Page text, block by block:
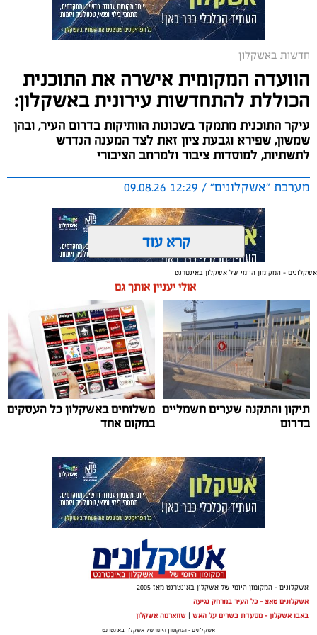
ולצוותי החינוך סביבת לימודים בטוחה, מתקדמת ואיכותית.
צילום: דוברות עיריית אשקלון
חדשות באשקלון
הוועדה המקומית אישרה את התוכנית
הכוללת להתחדשות עירונית באשקלון:
עיקר התוכנית מתמקד בשכונות הוותיקות בדרום העיר, ובהן
שמשון, שפירא וגבעת ציון זאת לצד המענה הנדרש
לתשתיות, למוסדות ציבור ולמרחב הציבורי
מערכת "אשקלונים" / 12:29 09.08.26
התחדשות עירונית
ציון דרך משמעותי בהתחדשות העירונית באשקלון: הוועדה
המקומית לתכנון ולבנייה אשקלון אישרה את התוכנית
הכוללת להתחדשות עירונית בעיר, ובכך נרשם ציון דרך
משמעותי נוסף בקידום ההתחדשות העירונית באשקלון.
במסגרת החלטתה, המליצה הוועדה המקומית על קידום
התוכנית להמשך בחינה בוועדה המחוזית לתכנון ולבנייה.
התוכנית הכוללת היא תוכנית מתארית כלל-עירונית
להתחדשות עירונית לפי סעיף 64ב לחוק התכנון והבנייה,
אשר גובשה ביוזמת הרשות הממשלתית להתחדשות עירונית,
בשיתוף עיריית אשקלון ומינהלת ההתחדשות העירונית
קרא עוד
אשקלונים - המקומון היומי של אשקלון באינטרנט
אולי יעניין אותך גם
תיקון והתקנה שערים חשמליים
בדרום
משלוחים באשקלון כל העסקים
במקום אחד
אשקלונים - המקומון היומי של אשקלון באינטרנט מאז 2005
אשקלונים טאצ - כל העיר במרחק נגיעה
באבו אשקלון - מסעדת בשרים על האש | שווארמה אשקלון
אשקלונים - המקומון היומי של אשקלון באינטרנט